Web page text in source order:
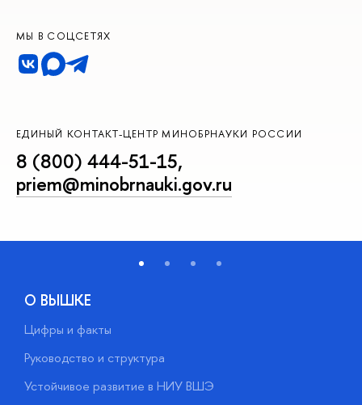
МЫ В СОЦСЕТЯХ
ЕДИНЫЙ КОНТАКТ-ЦЕНТР МИНОБРНАУКИ РОССИИ
8 (800) 444-51-15,
priem@minobrnauki.gov.ru
О ВЫШКЕ
Цифры и факты
Руководство и структура
Устойчивое развитие в НИУ ВШЭ